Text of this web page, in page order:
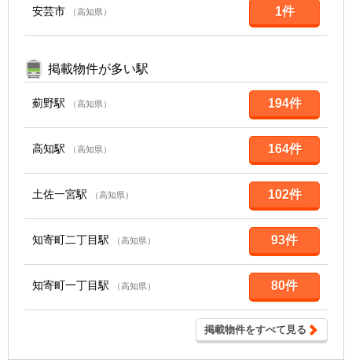
安芸市 （高知県） 1件
掲載物件が多い駅
薊野駅 （高知県） 194件
高知駅 （高知県） 164件
土佐一宮駅 （高知県） 102件
知寄町二丁目駅 （高知県） 93件
知寄町一丁目駅 （高知県） 80件
掲載物件をすべて見る